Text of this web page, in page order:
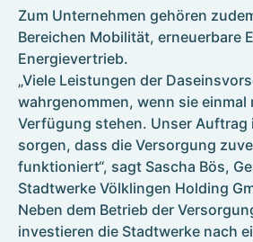
Zum Unternehmen gehören
Bereichen Mobilität, erneuerbare
Energievertrieb.
„Viele Leistungen der
wahrgenommen, wenn sie einmal
Verfügung stehen. Unser Auftrag
sorgen, dass die Versorgung
funktioniert“, sagt Sascha Bös,
Stadtwerke Völklingen Holding
Neben dem Betrieb der
investieren die Stadtwerke nach